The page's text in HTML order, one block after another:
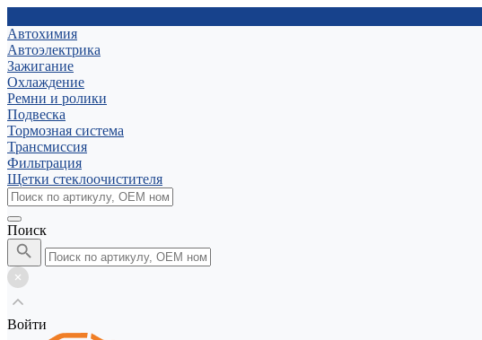
Автохимия
Автоэлектрика
Зажигание
Охлаждение
Ремни и ролики
Подвеска
Тормозная система
Трансмиссия
Фильтрация
Щетки стеклоочистителя
Поиск
Войти